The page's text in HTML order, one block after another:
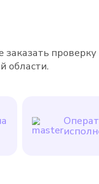
области.